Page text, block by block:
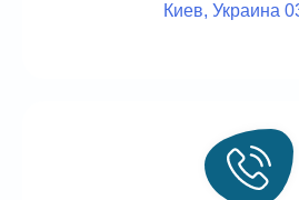
Киев, Украина